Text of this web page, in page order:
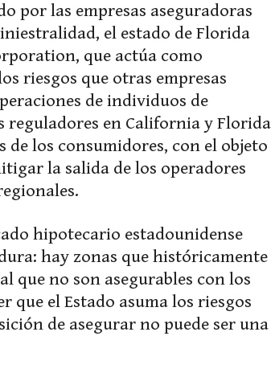
por las empresas aseguradoras
el estado de Florida
que actúa como
riesgos que otras empresas
de individuos de
reguladores en California y Florida
los consumidores, con el objeto
la salida de los operadores
hipotecario estadounidense
hay zonas que históricamente
que no son asegurables con los
que el Estado asuma los riesgos
de asegurar no puede ser una